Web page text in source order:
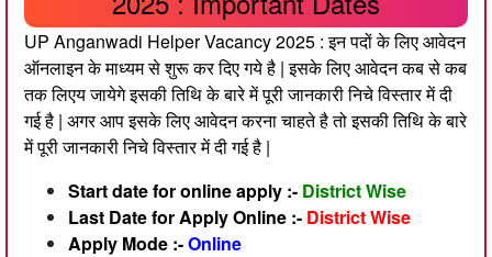
UP Anganwadi Helper Vacancy 2025 : इन पदों के लिए आवेदन
ऑनलाइन के माध्यम से शुरू कर दिए गये है | इसके लिए आवेदन कब से कब
तक लिएय जायेगे इसकी तिथि के बारे में पूरी जानकारी निचे विस्तार में दी
गई है | अगर आप इसके लिए आवेदन करना चाहते है तो इसकी तिथि के बारे
में पूरी जानकारी निचे विस्तार में दी गई है |
Start date for online apply :- District Wise
Last Date for Apply Online :- District Wise
Apply Mode :-Online